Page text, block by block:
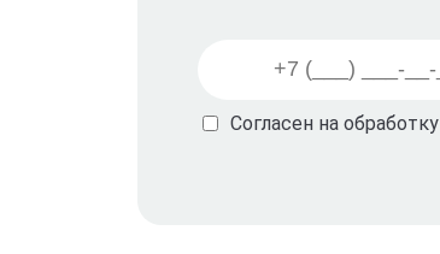
Согласен на обработку